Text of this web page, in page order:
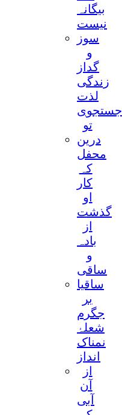
بیگانہ
نیست
سوز
و
گداز
زندگی
لذت
جستجوی
تو
درین
محفل
کہ
کار
او
گذشت
از
بادہ
و
ساقی
ساقیا
بر
جگرم
شعلۂ
نمناک
انداز
از
آن
آبی